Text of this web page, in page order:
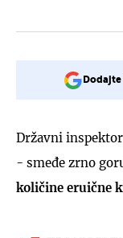
Državni
- smeđe zrno
količine eruične